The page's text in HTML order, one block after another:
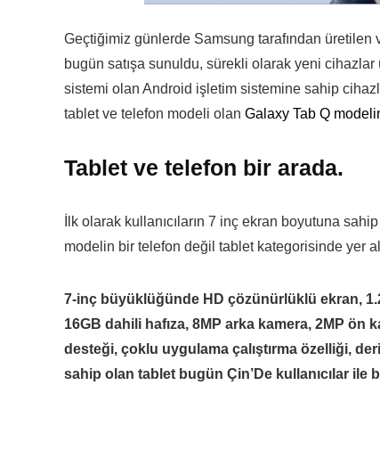
Geçtiğimiz günlerde Samsung tarafından üretilen
bugün satışa sunuldu, sürekli olarak yeni
sistemi olan Android işletim sistemine sahip
tablet ve telefon modeli olan Galaxy Tab Q
Tablet ve telefon bir arada.
İlk olarak kullanıcıların 7 inç ekran boyutuna
modelin bir telefon değil tablet kategorisinde yer
7-inç büyüklüğünde HD çözünürlüklü ekran,
16GB dahili hafıza, 8MP arka kamera, 2MP
desteği, çoklu uygulama çalıştırma özelliği,
sahip olan tablet bugün Çin’De kullanıcılar ile